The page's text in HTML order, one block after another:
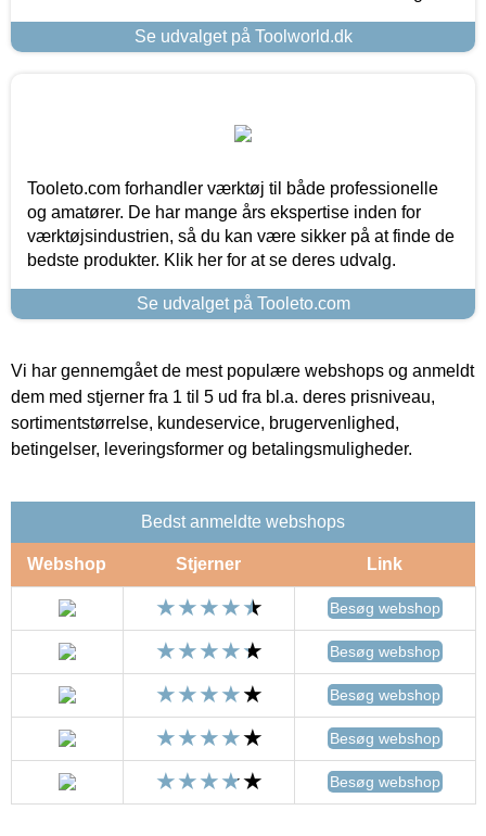
Se udvalget på Toolworld.dk
Tooleto.com forhandler værktøj til både professionelle
og amatører. De har mange års ekspertise inden for
værktøjsindustrien, så du kan være sikker på at finde de
bedste produkter. Klik her for at se deres udvalg.
Se udvalget på Tooleto.com
Vi har gennemgået de mest populære webshops og anmeldt
dem med stjerner fra 1 til 5 ud fra bl.a. deres prisniveau,
sortimentstørrelse, kundeservice, brugervenlighed,
betingelser, leveringsformer og betalingsmuligheder.
Bedst anmeldte webshops
Webshop Stjerner Link
Besøg webshop
Besøg webshop
Besøg webshop
Besøg webshop
Besøg webshop